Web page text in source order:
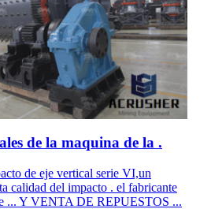
de la maquina de la .
de eje vertical serie VI,un
calidad del impacto . el fabricante
... Y VENTA DE REPUESTOS ...